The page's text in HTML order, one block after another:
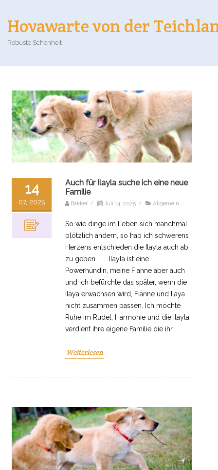
Hovawarte von der
Robuste Schönheit
14
07, 2025
Auch für Ilayla suche ich eine neue
Familie
Bakker / Juli 14, 2025 / Allgemein
So wie dinge im Leben sich manchmal
plötzlich ändern, so hab ich schwerens
Herzens entschieden die Ilayla auch ab
zu geben………. Ilayla ist eine
Powerhündin, meine Fianne aber auch
und ich befürchte das später, wenn die
Ilaya erwachsen wird, Fianne und Ilaya
nicht zusammen passen. Ich möchte
Ruhe im Rudel, Harmonie und die Ilayla
verdient ihre eigene Familie die ihr
Weiterlesen